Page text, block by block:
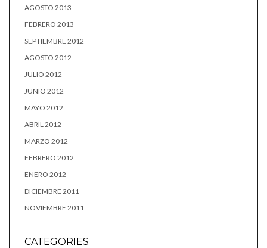
AGOSTO 2013
FEBRERO 2013
SEPTIEMBRE 2012
AGOSTO 2012
JULIO 2012
JUNIO 2012
MAYO 2012
ABRIL 2012
MARZO 2012
FEBRERO 2012
ENERO 2012
DICIEMBRE 2011
NOVIEMBRE 2011
CATEGORIES